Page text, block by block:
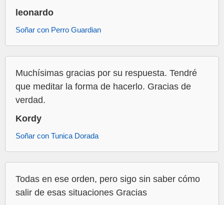
leonardo
Soñar con Perro Guardian
Muchísimas gracias por su respuesta. Tendré
que meditar la forma de hacerlo. Gracias de
verdad.
Kordy
Soñar con Tunica Dorada
Todas en ese orden, pero sigo sin saber cómo
salir de esas situaciones Gracias